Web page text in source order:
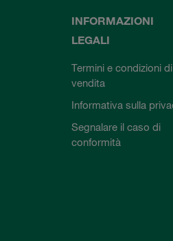
INFORMAZIONI
LEGALI
Termini e condizioni di
vendita
Informativa sulla
Segnalare il caso di
conformità